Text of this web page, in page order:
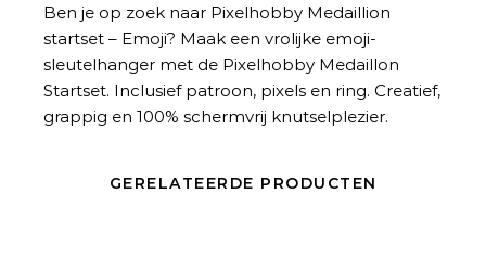
Ben je op zoek naar Pixelhobby Medaillion
startset – Emoji? Maak een vrolijke emoji-
sleutelhanger met de Pixelhobby Medaillon
Startset. Inclusief patroon, pixels en ring. Creatief,
grappig en 100% schermvrij knutselplezier.
GERELATEERDE PRODUCTEN